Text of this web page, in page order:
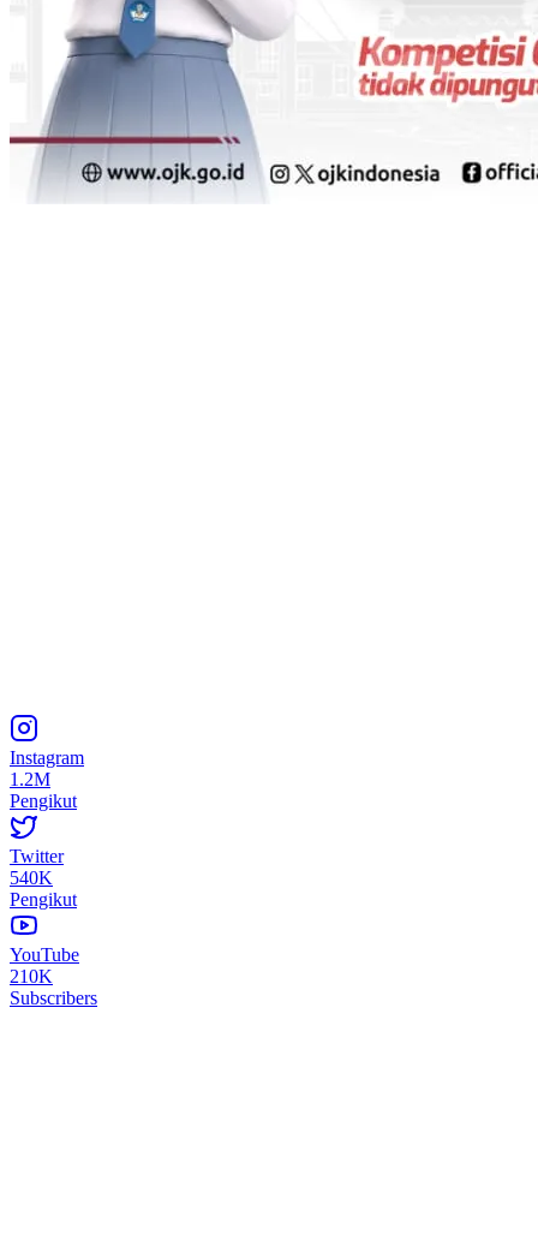
Instagram
1.2M
Pengikut
Twitter
540K
Pengikut
YouTube
210K
Subscribers